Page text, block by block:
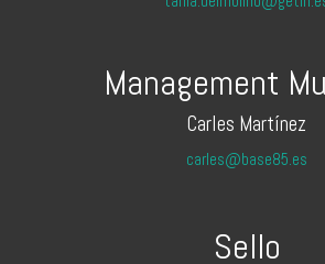
Management
Carles Martínez
carles@base85.es
Sello